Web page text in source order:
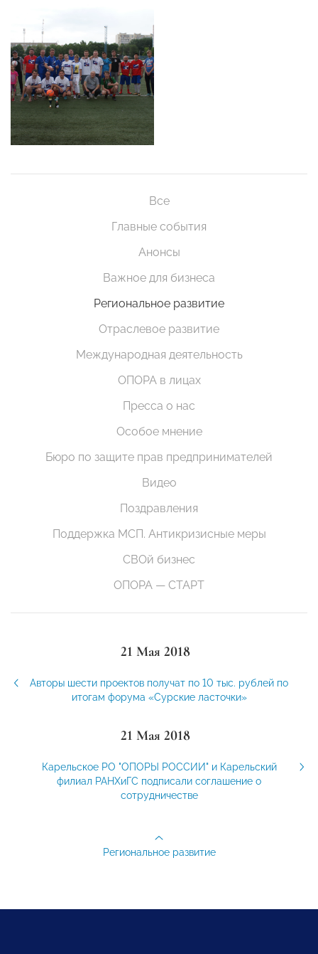
Все
Главные события
Анонсы
Важное для бизнеса
Региональное развитие
Отраслевое развитие
Международная деятельность
ОПОРА в лицах
Пресса о нас
Особое мнение
Бюро по защите прав предпринимателей
Видео
Поздравления
Поддержка МСП. Антикризисные меры
СВОй бизнес
ОПОРА — СТАРТ
21 Мая 2018
Авторы шести проектов получат по 10 тыс. рублей по
итогам форума «Сурские ласточки»
21 Мая 2018
Карельское РО "ОПОРЫ РОССИИ" и Карельский
филиал РАНХиГС подписали соглашение о
сотрудничестве
Региональное развитие